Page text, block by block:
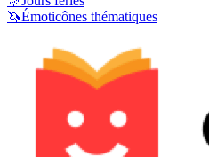
🦄Émoticônes thématiques